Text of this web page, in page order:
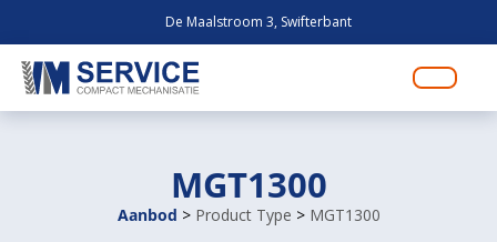
De Maalstroom 3, Swifterbant
MGT1300
Aanbod > Product Type > MGT1300